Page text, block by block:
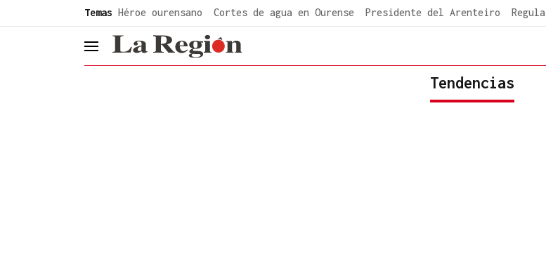
Temas Héroe ourensano Cortes de agua en Ourense Presidente del Arenteiro
header.menu.open
Tendencias